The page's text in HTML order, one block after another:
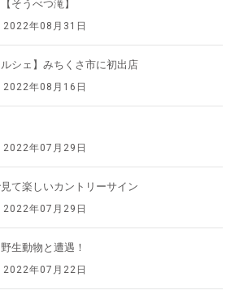
そうべつ滝】
2022年08月31日
ルシェ】みちくさ市に初出店
2022年08月16日
2022年07月29日
て楽しいカントリーサイン
2022年07月29日
生動物と遭遇！
2022年07月22日